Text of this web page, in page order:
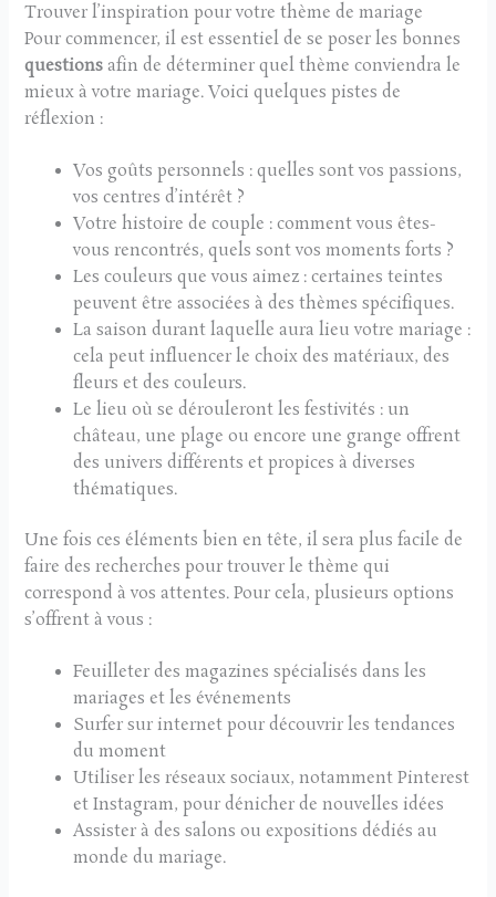
Trouver l’inspiration pour votre thème de mariage
Pour commencer, il est essentiel de se poser les bonnes
questions afin de déterminer quel thème conviendra le
mieux à votre mariage. Voici quelques pistes de
réflexion :
Vos goûts personnels : quelles sont vos passions,
vos centres d’intérêt ?
Votre histoire de couple : comment vous êtes-
vous rencontrés, quels sont vos moments forts ?
Les couleurs que vous aimez : certaines teintes
peuvent être associées à des thèmes spécifiques.
La saison durant laquelle aura lieu votre mariage :
cela peut influencer le choix des matériaux, des
fleurs et des couleurs.
Le lieu où se dérouleront les festivités : un
château, une plage ou encore une grange offrent
des univers différents et propices à diverses
thématiques.
Une fois ces éléments bien en tête, il sera plus facile de
faire des recherches pour trouver le thème qui
correspond à vos attentes. Pour cela, plusieurs options
s’offrent à vous :
Feuilleter des magazines spécialisés dans les
mariages et les événements
Surfer sur internet pour découvrir les tendances
du moment
Utiliser les réseaux sociaux, notamment Pinterest
et Instagram, pour dénicher de nouvelles idées
Assister à des salons ou expositions dédiés au
monde du mariage.